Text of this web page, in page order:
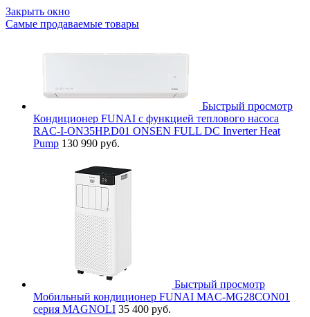
Закрыть окно
Самые продаваемые товары
Быстрый просмотр
Кондиционер FUNAI с функцией теплового насоса
RAC-I-ON35HP.D01 ONSEN FULL DC Inverter Heat
Pump 130 990 руб.
Быстрый просмотр
Мобильный кондиционер FUNAI MAC-MG28CON01
серия MAGNOLI 35 400 руб.